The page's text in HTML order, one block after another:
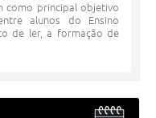
como principal objetivo
alunos do Ensino
de ler, a formação de